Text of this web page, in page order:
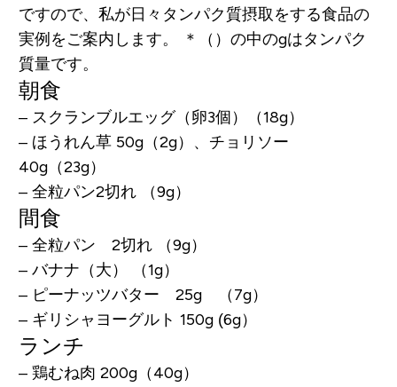
ですので、私が日々タンパク質摂取をする食品の
実例をご案内します。
＊（）の中のgはタンパク
質量です。
朝食
– スクランブルエッグ（卵3個）（18g）
– ほうれん草 50g（2g）、チョリソー
40g（23g）
– 全粒パン2切れ （9g）
間食
– 全粒パン 2切れ （9g）
– バナナ（大） （1g）
– ピーナッツバター 25g （7g）
– ギリシャヨーグルト 150g (6g）
ランチ
– 鶏むね肉 200g（40g）